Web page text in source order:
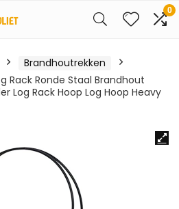
0
Brandhoutrekken
Rack Ronde Staal Brandhout
Log Rack Hoop Log Hoop Heavy